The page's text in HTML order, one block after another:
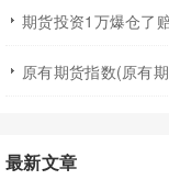
最新文章